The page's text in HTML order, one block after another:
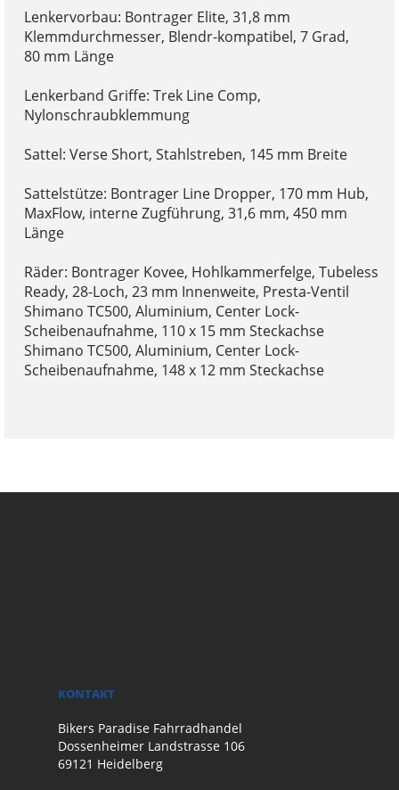
Lenkervorbau: Bontrager Elite, 31,8 mm
Klemmdurchmesser, Blendr-kompatibel, 7 Grad,
80 mm Länge
Lenkerband Griffe: Trek Line Comp,
Nylonschraubklemmung
Sattel: Verse Short, Stahlstreben, 145 mm Breite
Sattelstütze: Bontrager Line Dropper, 170 mm Hub,
MaxFlow, interne Zugführung, 31,6 mm, 450 mm
Länge
Räder: Bontrager Kovee, Hohlkammerfelge, Tubeless
Ready, 28-Loch, 23 mm Innenweite, Presta-Ventil
Shimano TC500, Aluminium, Center Lock-
Scheibenaufnahme, 110 x 15 mm Steckachse
Shimano TC500, Aluminium, Center Lock-
Scheibenaufnahme, 148 x 12 mm Steckachse
KONTAKT
Bikers Paradise Fahrradhandel
Dossenheimer Landstrasse 106
69121 Heidelberg